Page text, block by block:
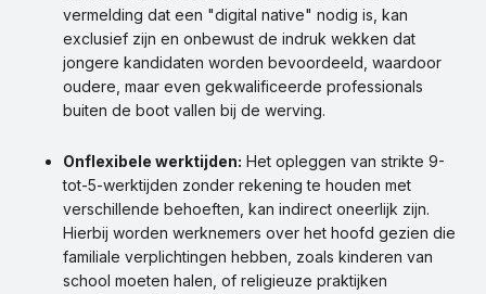
vermelding dat een "digital native" nodig is, kan
exclusief zijn en onbewust de indruk wekken dat
jongere kandidaten worden bevoordeeld, waardoor
oudere, maar even gekwalificeerde professionals
buiten de boot vallen bij de werving.
Onflexibele werktijden: Het opleggen van strikte 9-
tot-5-werktijden zonder rekening te houden met
verschillende behoeften, kan indirect oneerlijk zijn.
Hierbij worden werknemers over het hoofd gezien die
familiale verplichtingen hebben, zoals kinderen van
school moeten halen, of religieuze praktijken